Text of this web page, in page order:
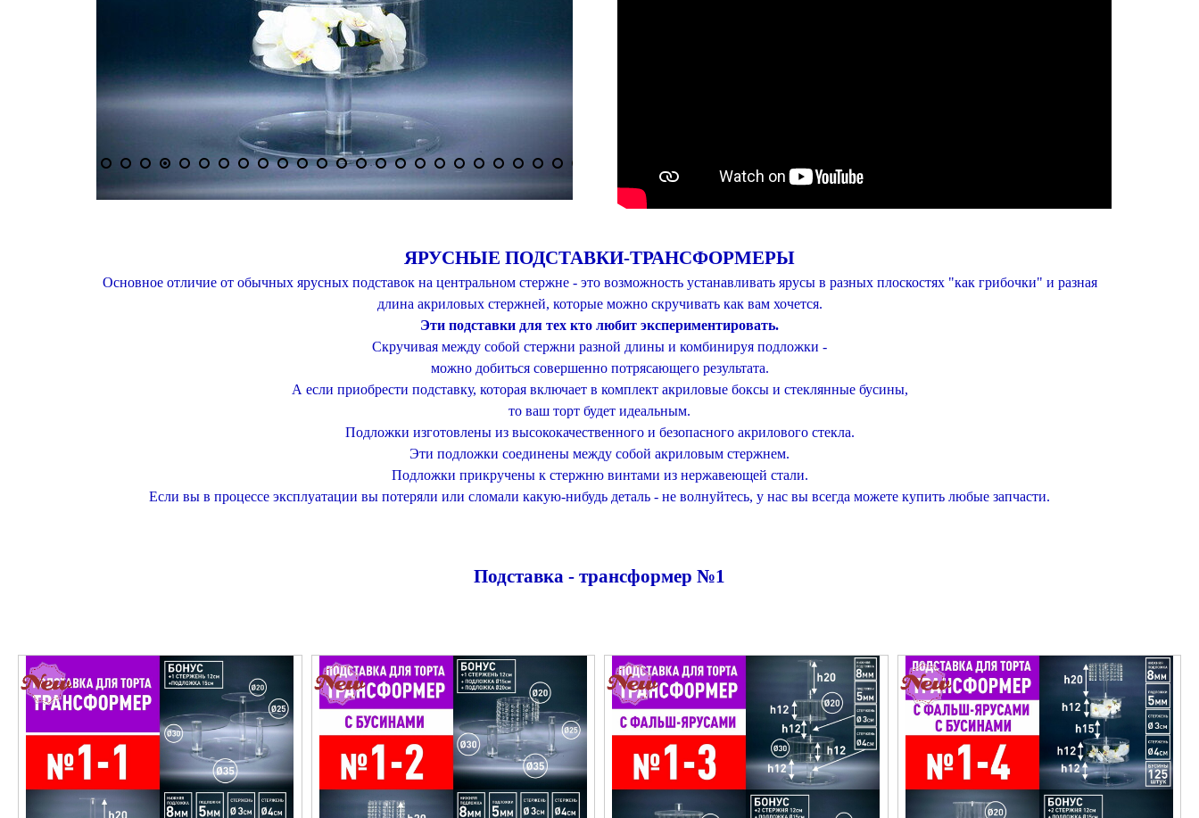
5/27
ЯРУСНЫЕ ПОДСТАВКИ-ТРАНСФОРМЕРЫ
Основное отличие от обычных ярусных подставок на центральном стержне - это возможность устанавливать ярусы в разных плоскостях "как грибочки" и разная
длина акриловых стержней, которые можно скручивать как вам хочется.
Эти подставки для тех кто любит экспериментировать.
Скручивая между собой стержни разной длины и комбинируя подложки -
можно добиться совершенно потрясающего результата.
А если приобрести подставку, которая включает в комплект акриловые боксы и стеклянные бусины,
то ваш торт будет идеальным.
Подложки изготовлены из высококачественного и безопасного акрилового стекла.
Эти подложки соединены между собой акриловым стержнем.
Подложки прикручены к стержню винтами из нержавеющей стали.
Если вы в процессе эксплуатации вы потеряли или сломали какую-нибудь деталь - не волнуйтесь, у нас вы всегда можете купить любые запчасти.
Подставка - трансформер №1